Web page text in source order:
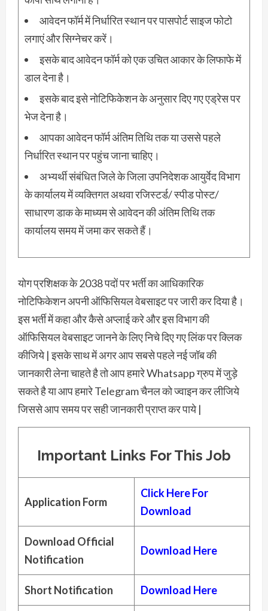
आवेदन फॉर्म में निर्धारित स्थान पर पासपोर्ट साइज फोटो
लगाएं और सिग्नेचर करें।
इसके बाद आवेदन फॉर्म को एक उचित आकार के लिफाफे में
डाल देना है।
इसके बाद इसे नोटिफिकेशन के अनुसार दिए गए एड्रेस पर
भेज देना है।
आपका आवेदन फॉर्म अंतिम तिथि तक या उससे पहले
निर्धारित स्थान पर पहुंच जाना चाहिए।
अभ्यर्थी संबंधित जिले के जिला उपनिदेशक आयुर्वेद विभाग
के कार्यालय में व्यक्तिगत अथवा रजिस्टर्ड/ स्पीड पोस्ट/
साधारण डाक के माध्यम से आवेदन की अंतिम तिथि तक
कार्यालय समय में जमा कर सकते हैं।
योग प्रशिक्षक के 2038 पदों पर भर्ती का आधिकारिक
नोटिफिकेशन अपनी ऑफिसियल वेबसाइट पर जारी कर दिया है।
इस भर्ती में कहा और कैसे अप्लाई करे और इस विभाग की
ऑफिसियल वेबसाइट जानने के लिए निचे दिए गए लिंक पर क्लिक
कीजिये | इसके साथ में अगर आप सबसे पहले नई जॉब की
जानकारी लेना चाहते है तो आप हमारे Whatsapp ग्रुप में जुड़े
सकते है या आप हमारे Telegram चैनल को ज्वाइन कर लीजिये
जिससे आप समय पर सही जानकारी प्राप्त कर पाये |
Important Links For This Job
Application Form
Click Here For
Download
Download Official
Notification
Download Here
Short Notification Download Here